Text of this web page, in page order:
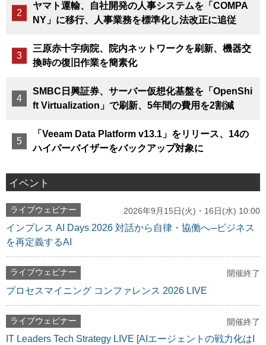
ヤマト運輸、自社開発の人事システムを「COMPA
NY」に移行、人事業務を標準化し法改正に追従
三原赤十字病院、院内ネットワークを刷新、機器交
換時の復旧作業を簡素化
SMBC日興証券、サーバー仮想化基盤を「OpenShi
ft Virtualization」で刷新、5年間の費用を2割減
「Veeam Data Platform v13.1」をリリース、14の
ハイパーバイザーをバックアップ対象に
イベント
ライブウェビナー 2026年9月15日(火)・16日(水) 10:00
インプレス AI Days 2026 対話から自律・協働へ─ビジネス
を再定義するAI
ライブウェビナー 開催終了
プロセスマイニング コンファレンス 2026 LIVE
ライブウェビナー 開催終了
IT Leaders Tech Strategy LIVE [AIエージェントの戦力化はI